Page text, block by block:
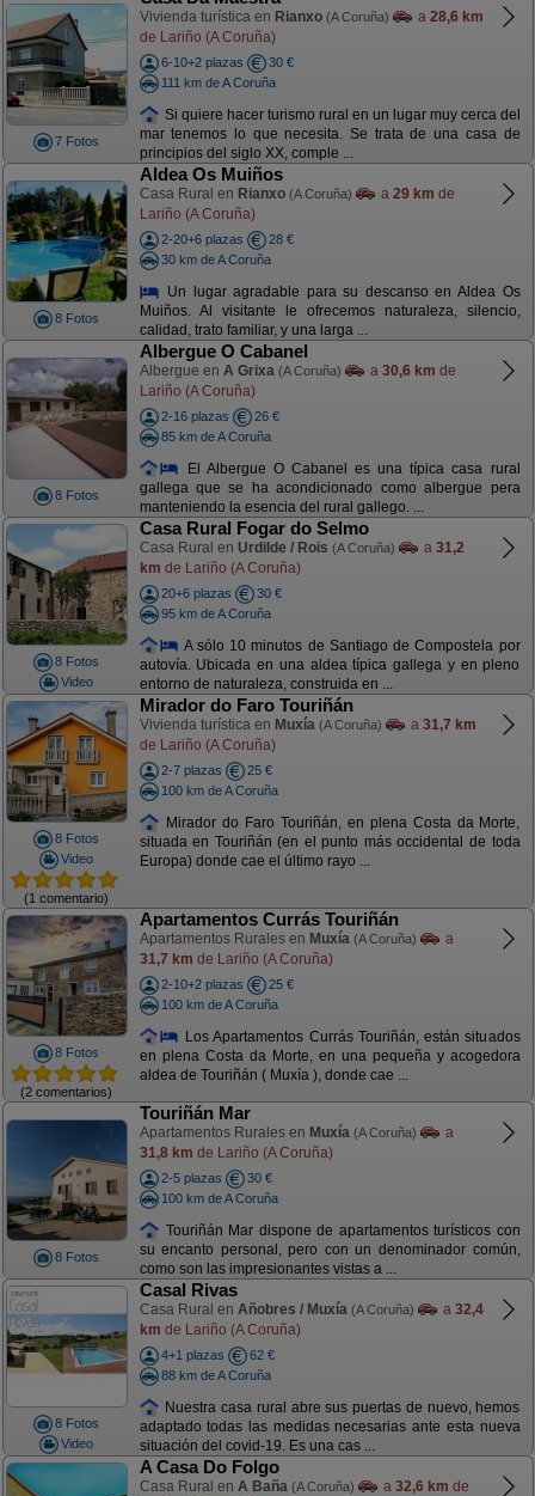
7 Fotos
Vivienda turística en Rianxo (A Coruña) a 28,6 km
de Lariño (A Coruña)
6-10+2 plazas
30 €
111 km de A Coruña
Si quiere hacer turismo rural en un lugar muy cerca del
mar tenemos lo que necesita. Se trata de una casa de
principios del siglo XX, comple ...
8 Fotos
Aldea Os Muiños
Casa Rural en Rianxo (A Coruña) a 29 km de
Lariño (A Coruña)
2-20+6 plazas
28 €
30 km de A Coruña
Un lugar agradable para su descanso en Aldea Os
Muiños. Al visitante le ofrecemos naturaleza, silencio,
calidad, trato familiar, y una larga ...
8 Fotos
Albergue O Cabanel
Albergue en A Grixa (A Coruña) a 30,6 km de
Lariño (A Coruña)
2-16 plazas
26 €
85 km de A Coruña
El Albergue O Cabanel es una típica casa rural
gallega que se ha acondicionado como albergue pera
manteniendo la esencia del rural gallego. ...
8 Fotos
Video
Casa Rural Fogar do Selmo
Casa Rural en Urdilde / Rois (A Coruña) a 31,2
km de Lariño (A Coruña)
20+6 plazas
30 €
95 km de A Coruña
A sólo 10 minutos de Santiago de Compostela por
autovía. Ubicada en una aldea típica gallega y en pleno
entorno de naturaleza, construida en ...
8 Fotos
Video
(1 comentario)
Mirador do Faro Touriñán
Vivienda turística en Muxía (A Coruña) a 31,7 km
de Lariño (A Coruña)
2-7 plazas
25 €
100 km de A Coruña
Mirador do Faro Touriñán, en plena Costa da Morte,
situada en Touriñán (en el punto más occidental de toda
Europa) donde cae el último rayo ...
8 Fotos
(2 comentarios)
Apartamentos Currás Touriñán
Apartamentos Rurales en Muxía (A Coruña)
a
31,7 km de Lariño (A Coruña)
2-10+2 plazas
25 €
100 km de A Coruña
Los Apartamentos Currás Touriñán, están situados
en plena Costa da Morte, en una pequeña y acogedora
aldea de Touriñán ( Muxía ), donde cae ...
8 Fotos
Touriñán Mar
Apartamentos Rurales en Muxía (A Coruña)
a
31,8 km de Lariño (A Coruña)
2-5 plazas
30 €
100 km de A Coruña
Touriñán Mar dispone de apartamentos turísticos con
su encanto personal, pero con un denominador común,
como son las impresionantes vistas a ...
8 Fotos
Video
Casal Rivas
Casa Rural en Añobres / Muxía (A Coruña) a 32,4
km de Lariño (A Coruña)
4+1 plazas
62 €
88 km de A Coruña
Nuestra casa rural abre sus puertas de nuevo, hemos
adaptado todas las medidas necesarias ante esta nueva
situación del covid-19. Es una cas ...
A Casa Do Folgo
Casa Rural en A Baña (A Coruña) a 32,6 km de